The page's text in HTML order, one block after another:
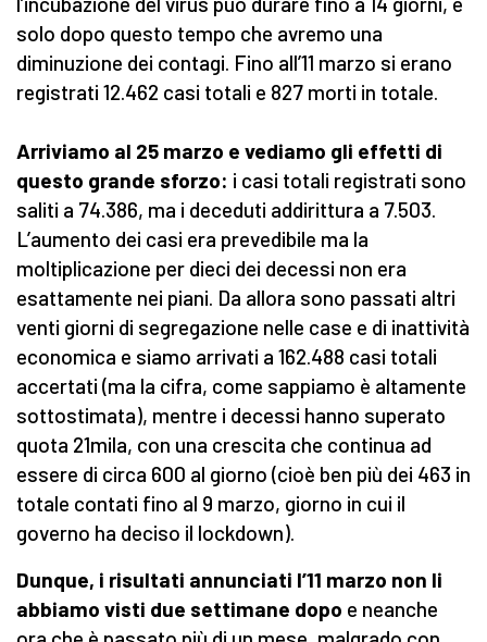
solo dopo questo tempo che avremo una
diminuzione dei contagi. Fino all’11 marzo si erano
registrati 12.462 casi totali e 827 morti in totale.
Arriviamo al 25 marzo e vediamo gli effetti di
questo grande sforzo: i casi totali registrati sono
saliti a 74.386, ma i deceduti addirittura a 7.503.
L’aumento dei casi era prevedibile ma la
moltiplicazione per dieci dei decessi non era
esattamente nei piani. Da allora sono passati altri
venti giorni di segregazione nelle case e di inattività
economica e siamo arrivati a 162.488 casi totali
accertati (ma la cifra, come sappiamo è altamente
sottostimata), mentre i decessi hanno superato
quota 21mila, con una crescita che continua ad
essere di circa 600 al giorno (cioè ben più dei 463 in
totale contati fino al 9 marzo, giorno in cui il
governo ha deciso il lockdown).
Dunque, i risultati annunciati l’11 marzo non li
abbiamo visti due settimane dopo e neanche